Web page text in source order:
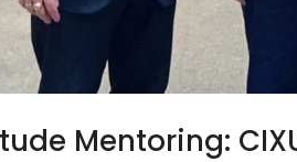
Mentoring: